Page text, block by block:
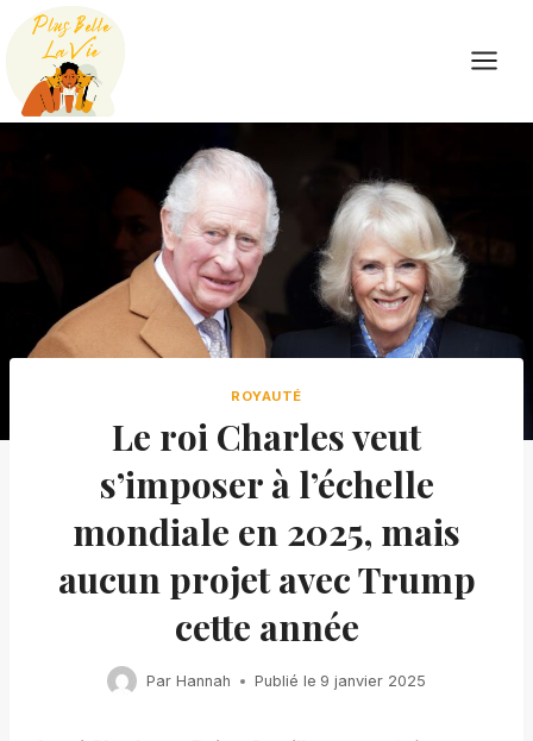
Skip
content
ROYAUTÉ
Le roi Charles veut
s’imposer à l’échelle
mondiale en 2025, mais
aucun projet avec Trump
cette année
Par Hannah Publié le 9 janvier 2025